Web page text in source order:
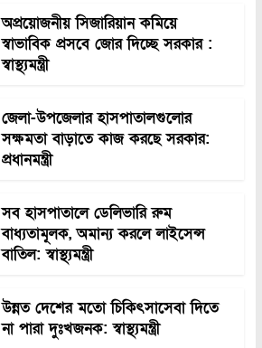
অপ্রয়োজনীয় সিজারিয়ান কমিয়ে
স্বাভাবিক প্রসবে জোর দিচ্ছে সরকার :
স্বাস্থ্যমন্ত্রী
জেলা-উপজেলার হাসপাতালগুলোর
সক্ষমতা বাড়াতে কাজ করছে সরকার:
প্রধানমন্ত্রী
সব হাসপাতালে ডেলিভারি রুম
বাধ্যতামূলক, অমান্য করলে লাইসেন্স
বাতিল: স্বাস্থ্যমন্ত্রী
উন্নত দেশের মতো চিকিৎসাসেবা দিতে
না পারা দুঃখজনক: স্বাস্থ্যমন্ত্রী